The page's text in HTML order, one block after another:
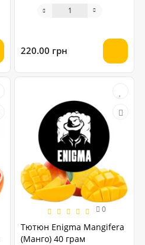
220.00 грн
0
Тютюн Enigma Mangifera
(Манго) 40 грам